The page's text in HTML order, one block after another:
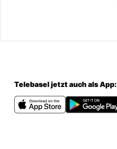
Telebasel jetzt auch als App: